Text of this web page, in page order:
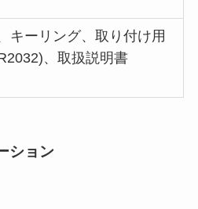
キーリング、取り付け用
、取扱説明書
ション